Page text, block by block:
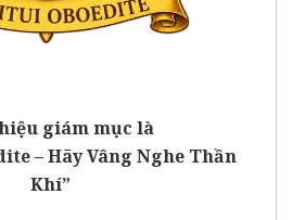
giám mục là
– Hãy Vâng Nghe Thần
Khí”